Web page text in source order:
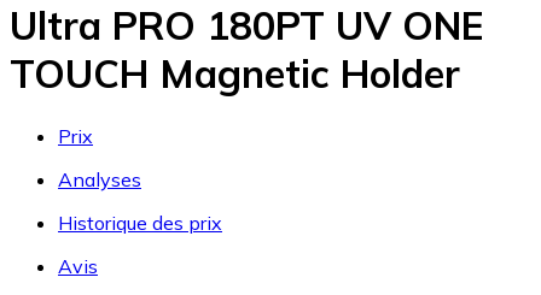
Ultra PRO 180PT UV ONE
TOUCH Magnetic Holder
Prix
Analyses
Historique des prix
Avis